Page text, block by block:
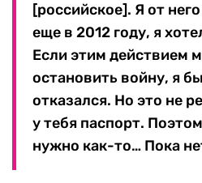
[российское]. Я от
еще в 2012 году, я
Если этим действием
остановить войну, я
отказался. Но это не
у тебя паспорт.
нужно как-то… Пока